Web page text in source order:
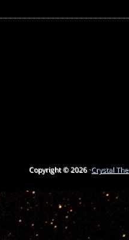
Copyright © 2026 ·Crystal